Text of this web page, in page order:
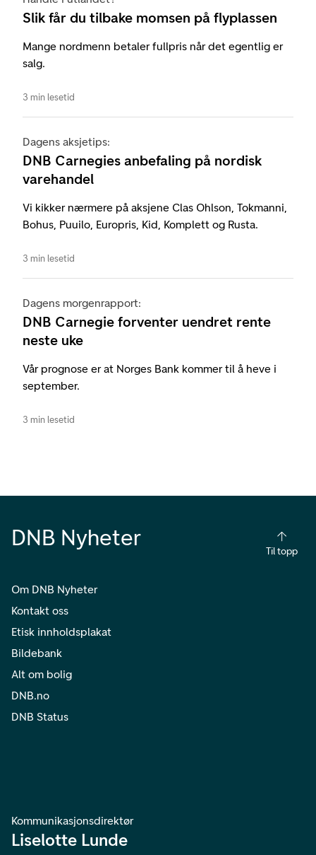
Slik får du tilbake momsen på flyplassen
Mange nordmenn betaler fullpris når det egentlig er
salg.
3 min lesetid
Dagens aksjetips:
DNB Carnegies anbefaling på nordisk
varehandel
Vi kikker nærmere på aksjene Clas Ohlson, Tokmanni,
Bohus, Puuilo, Europris, Kid, Komplett og Rusta.
3 min lesetid
Dagens morgenrapport:
DNB Carnegie forventer uendret rente
neste uke
Vår prognose er at Norges Bank kommer til å heve i
september.
3 min lesetid
DNB Nyheter
Til topp
Om DNB Nyheter
Kontakt oss
Etisk innholdsplakat
Bildebank
Alt om bolig
DNB.no
DNB Status
Kommunikasjonsdirektør
Liselotte Lunde